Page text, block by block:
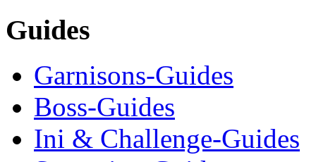
Guides
Garnisons-Guides
Boss-Guides
Ini & Challenge-Guides